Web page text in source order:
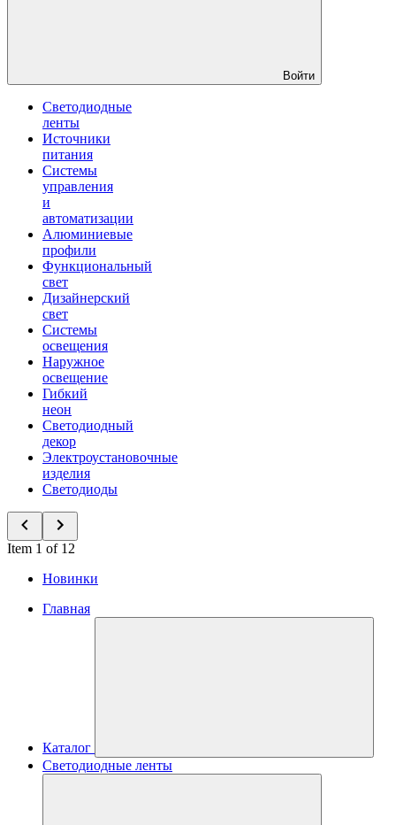
Войти
Светодиодные
ленты
Источники
питания
Системы
управления
и
автоматизации
Алюминиевые
профили
Функциональный
свет
Дизайнерский
свет
Системы
освещения
Наружное
освещение
Гибкий
неон
Светодиодный
декор
Электроустановочные
изделия
Светодиоды
Item 1 of 12
Новинки
Главная
Каталог
Светодиодные ленты